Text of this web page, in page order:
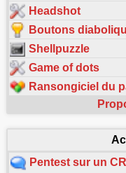
Headshot
Boutons
Shellpuzzle
Game of dots
Ransongiciel du
Pentest sur un